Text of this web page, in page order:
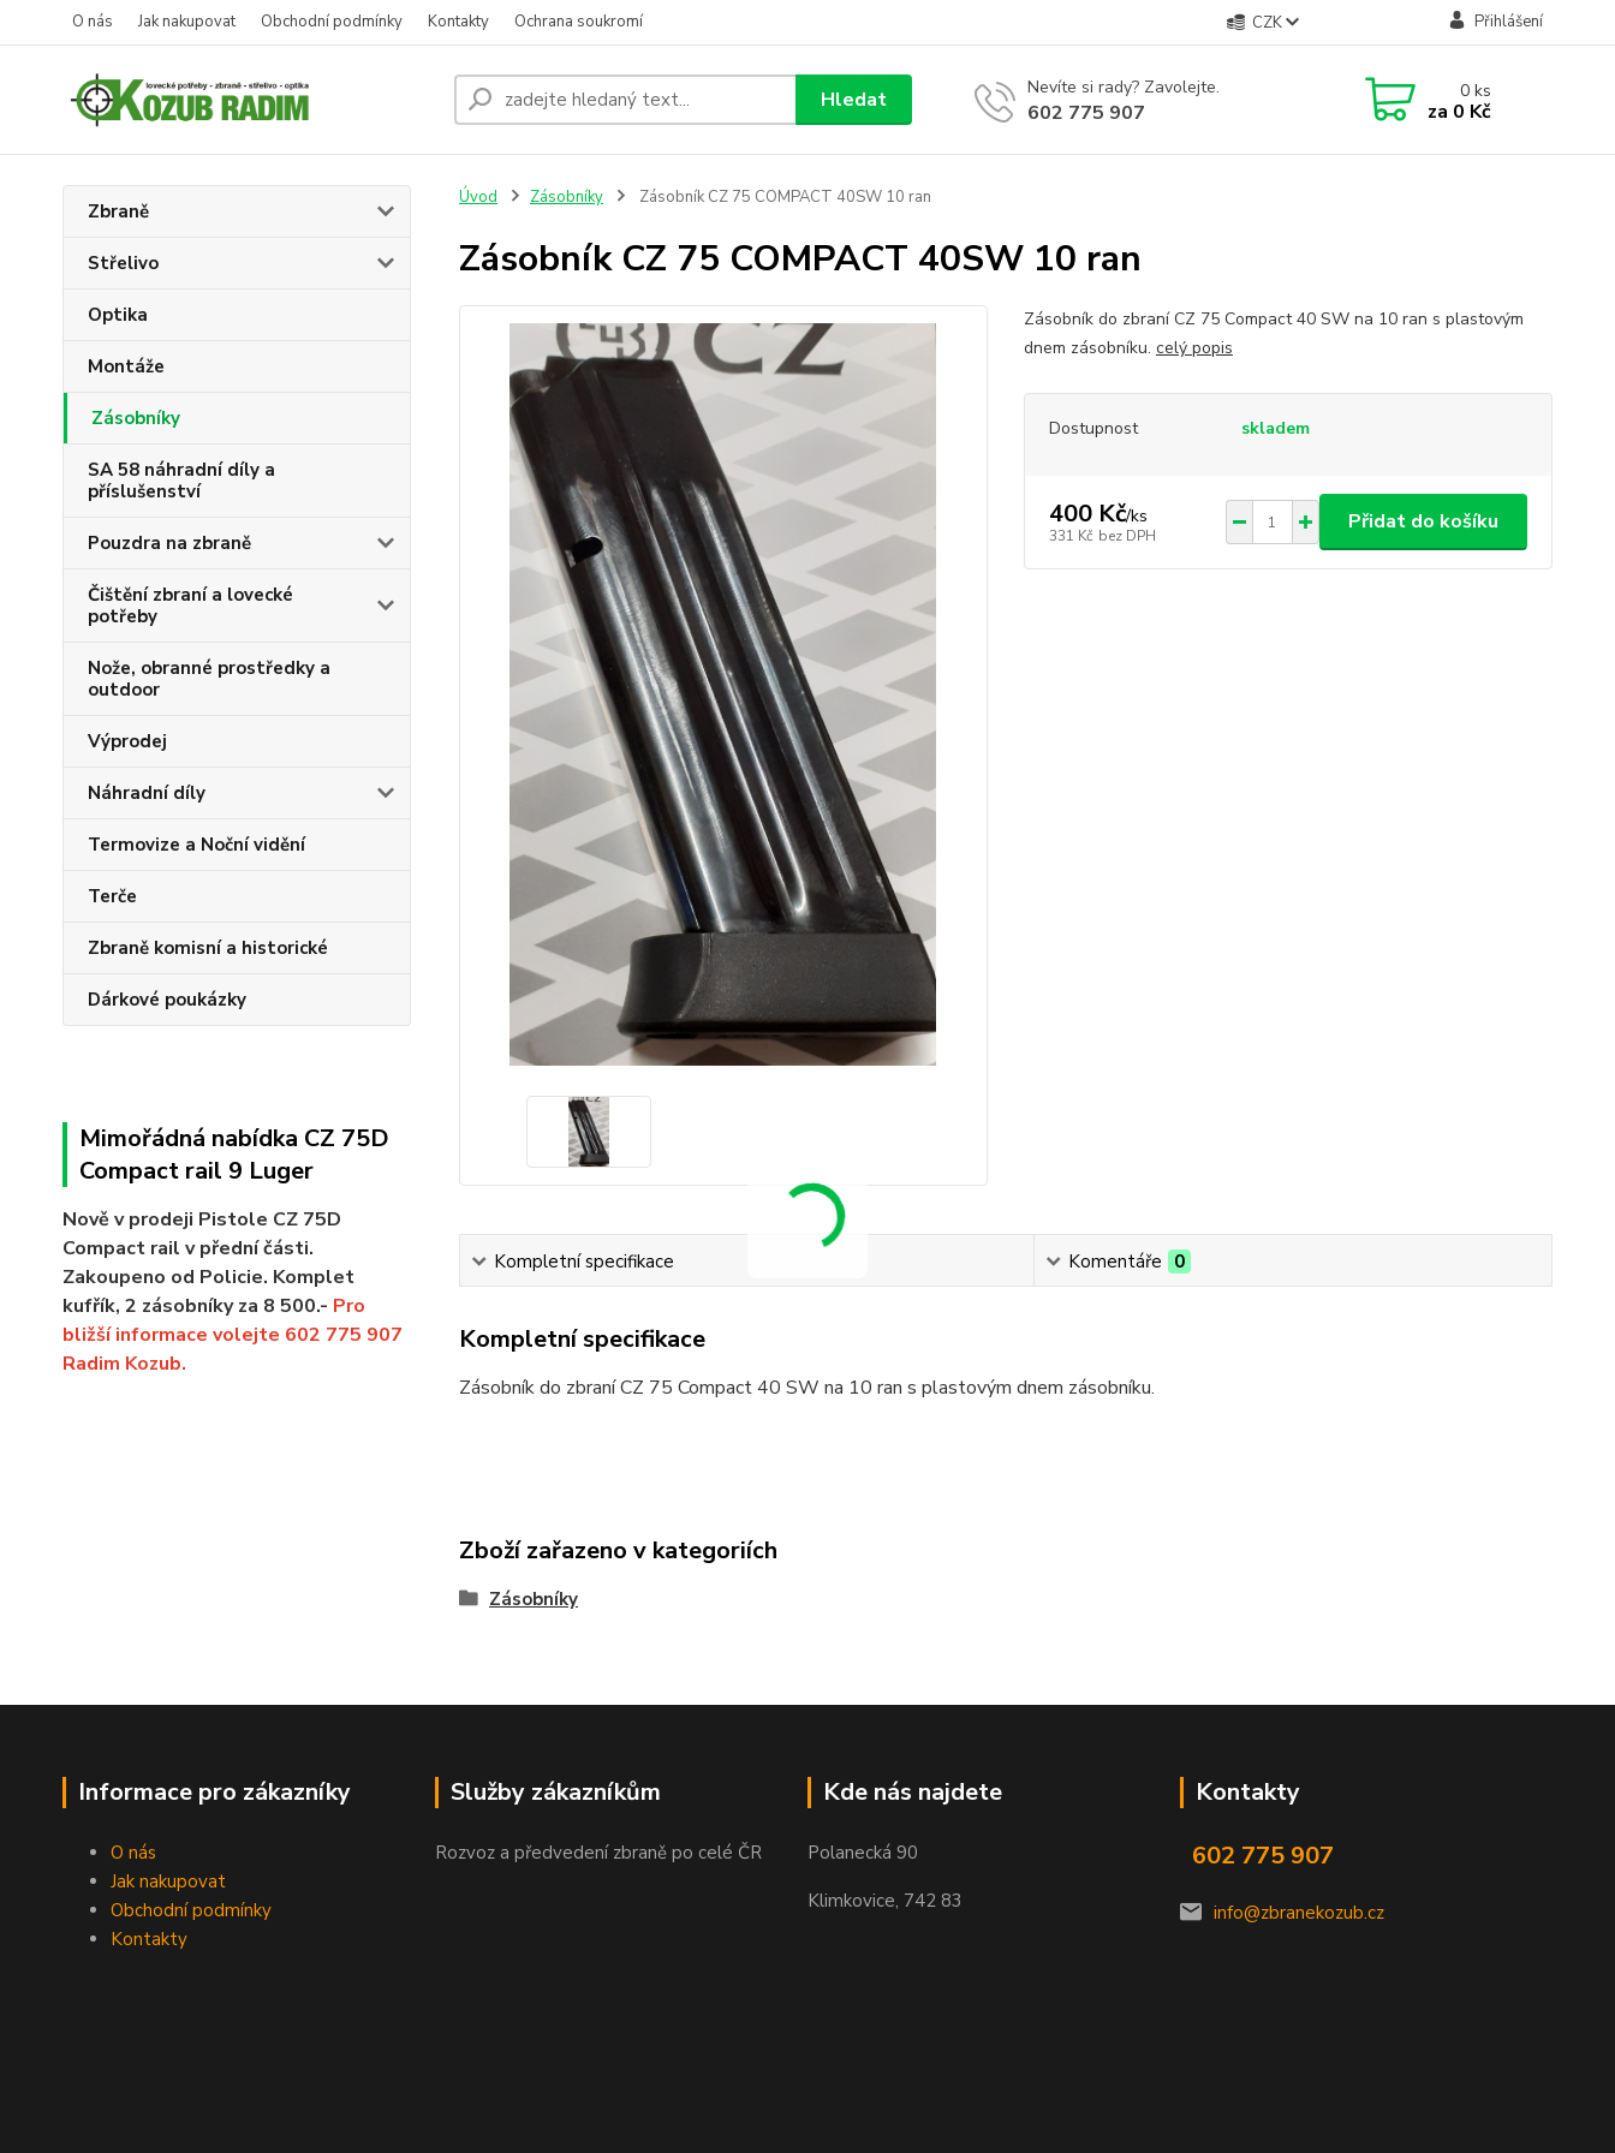
O nás Jak nakupovat Obchodní podmínky Kontakty Ochrana soukromí CZK Přihlášení
Hledat Nevíte si rady? Zavolejte.
602 775 907
0ks
za 0 Kč
Zbraně
Střelivo
Optika
Montáže
Zásobníky
SA 58 náhradní díly a
příslušenství
Pouzdra na zbraně
Čištění zbraní a lovecké
potřeby
Nože, obranné prostředky a
outdoor
Výprodej
Náhradní díly
Termovize a Noční vidění
Terče
Zbraně komisní a historické
Dárkové poukázky
Mimořádná nabídka CZ 75D
Compact rail 9 Luger
Nově v prodeji Pistole CZ 75D
Compact rail v přední části.
Zakoupeno od Policie. Komplet
kufřík, 2 zásobníky za 8 500.- Pro
bližší informace volejte 602 775 907
Radim Kozub.
Úvod Zásobníky Zásobník CZ 75 COMPACT 40SW 10 ran
Zásobník CZ 75 COMPACT 40SW 10 ran
Zásobník do zbraní CZ 75 Compact 40 SW na 10 ran s plastovým
dnem zásobníku. celý popis
Dostupnost skladem
400 Kč/ks
331 Kč bez DPH
Přidat do košíku
Kompletní specifikace Komentáře 0
Kompletní specifikace
Zásobník do zbraní CZ 75 Compact 40 SW na 10 ran s plastovým dnem zásobníku.
Zboží zařazeno v kategoriích
Zásobníky
Informace pro zákazníky
O nás
Jak nakupovat
Obchodní podmínky
Kontakty
Služby zákazníkům
Rozvoz a předvedení zbraně po celé ČR
Kde nás najdete
Polanecká 90
Klimkovice, 742 83
Kontakty
602 775 907
info@zbranekozub.cz